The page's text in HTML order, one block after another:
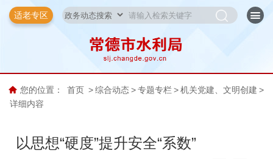
适老专区
您的位置： 首页 > 综合动态 > 专题专栏 > 机关党建、文明创建 >
详细内容
以思想“硬度”提升安全“系数”